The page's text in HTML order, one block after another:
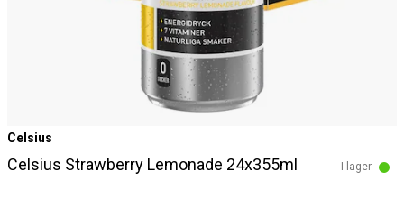
Celsius
Celsius Strawberry Lemonade 24x355ml I lager